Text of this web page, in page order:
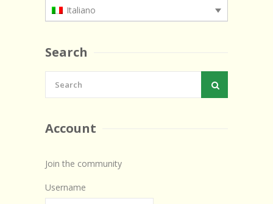
Italiano
Search
Account
Join the community
Username